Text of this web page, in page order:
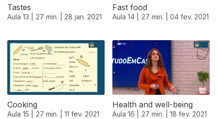
Tastes
Aula 13 | 27 min. | 28 jan. 2021
Fast food
Aula 14 | 27 min. | 04 fev. 2021
Cooking
Aula 15 | 27 min. | 11 fev. 2021
Health and well-being
Aula 16 | 27 min. | 18 fev. 2021